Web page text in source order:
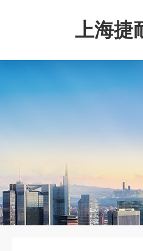
上海捷